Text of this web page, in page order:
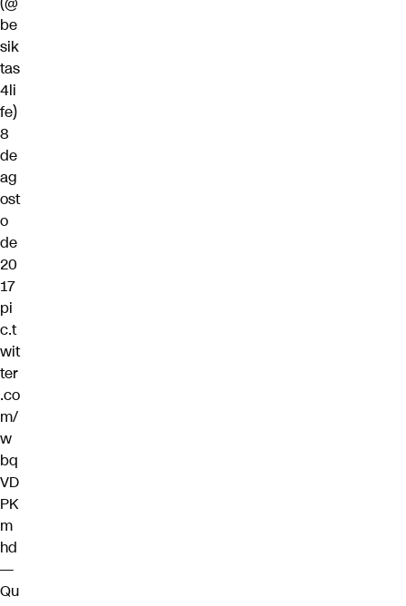
be
sik
tas
4li
fe)
8
de
ag
ost
o
de
20
17
pi
c.t
wit
ter
.co
m/
w
bq
VD
PK
m
hd
—
Qu